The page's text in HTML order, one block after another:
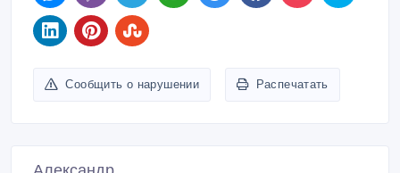
Сообщить о нарушении Распечатать